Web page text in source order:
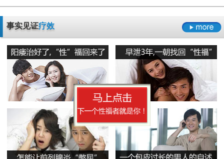
勃起时间短硬度不够怎么办
男性阳痿会有哪些危害
早泄要严于律己
阳痿 早泄 不射精 勃起障碍
男科检查囊肿症状是什么
正确认识男科检查莫“误解”它
男科检查增生会影响性生活吗
男性男科检查灼痛是怎么回事
男科检查 男科检查增生 男科检查痛 男科检查囊肿
龟头的异味什么导致的
男人睾丸胀痛的原因是什么
精囊炎有哪些危害呢
尿道炎是什么原因导致的
包皮龟头炎 尿道炎 睾丸炎 膀胱炎
无精症的预防措施要怎么做呢
精子畸形率高的主要原因
弱精症有哪些常见的原因
少精症是又哪些疾病诱发出来的呢
事实见证疗效